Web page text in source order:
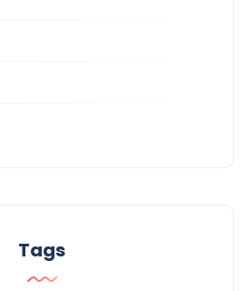
Tags